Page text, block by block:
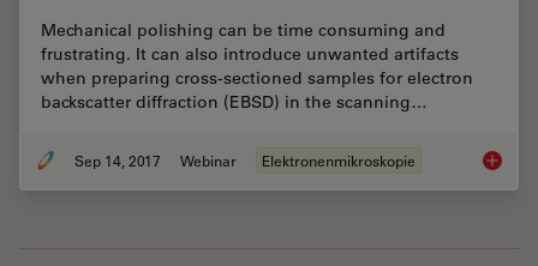
Mechanical polishing can be time consuming and
frustrating. It can also introduce unwanted artifacts
when preparing cross-sectioned samples for electron
backscatter diffraction (EBSD) in the scanning…
Sep 14, 2017 Webinar Elektronenmikroskopie